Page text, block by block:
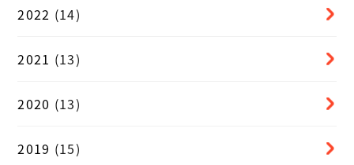
2022 (14)
2021 (13)
2020 (13)
2019 (15)